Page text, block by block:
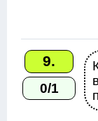
9.
0/1